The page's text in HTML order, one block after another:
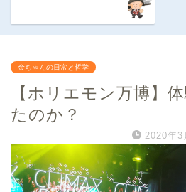
金ちゃんの日常と哲学
【ホリエモン万博】
たのか？
2020年3